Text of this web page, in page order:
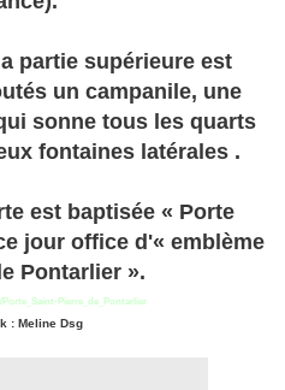
partie supérieure est
un campanile, une
sonne tous les quarts
fontaines latérales .
est baptisée « Porte
jour office d'« emblème
Pontarlier ».
Pierre_de_Pontarlier
: Meline Dsg